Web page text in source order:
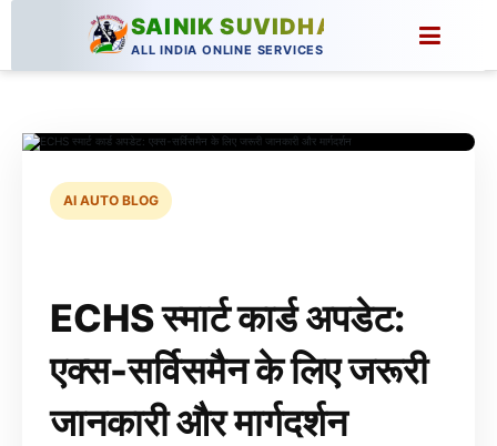
SAINIK SUVIDHA
ALL INDIA ONLINE SERVICES
AI AUTO BLOG
ECHS स्मार्ट कार्ड अपडेट:
एक्स-सर्विसमैन के लिए जरूरी
जानकारी और मार्गदर्शन